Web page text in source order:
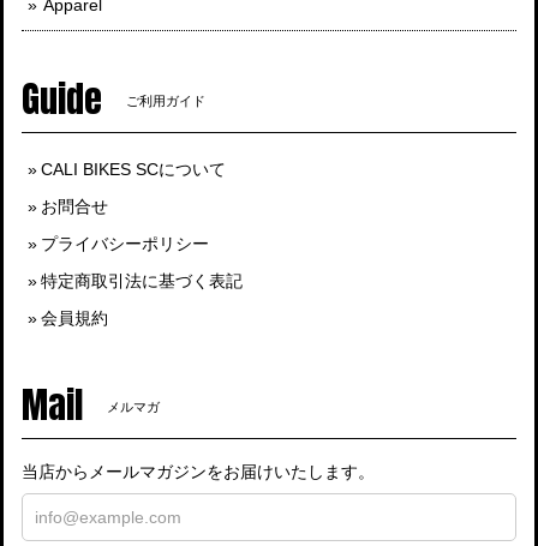
Apparel
Guide ご利用ガイド
CALI BIKES SCについて
お問合せ
プライバシーポリシー
特定商取引法に基づく表記
会員規約
Mail メルマガ
当店からメールマガジンをお届けいたします。